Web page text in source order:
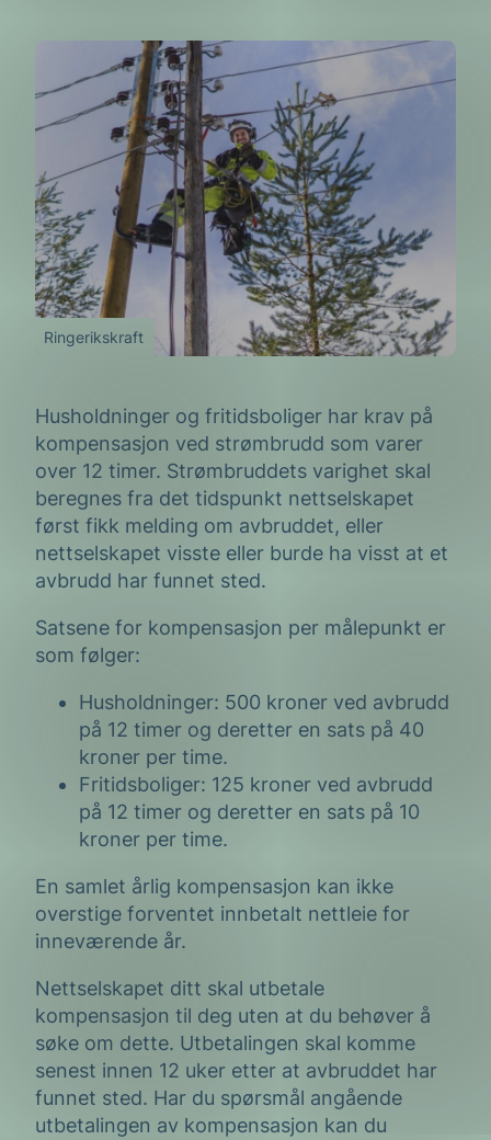
Ringerikskraft
Husholdninger og fritidsboliger har krav på
kompensasjon ved strømbrudd som varer
over 12 timer. Strømbruddets varighet skal
beregnes fra det tidspunkt nettselskapet
først fikk melding om avbruddet, eller
nettselskapet visste eller burde ha visst at et
avbrudd har funnet sted.
Satsene for kompensasjon per målepunkt er
som følger:
Husholdninger: 500 kroner ved avbrudd
på 12 timer og deretter en sats på 40
kroner per time.
Fritidsboliger: 125 kroner ved avbrudd
på 12 timer og deretter en sats på 10
kroner per time.
En samlet årlig kompensasjon kan ikke
overstige forventet innbetalt nettleie for
inneværende år.
Nettselskapet ditt skal utbetale
kompensasjon til deg uten at du behøver å
søke om dette. Utbetalingen skal komme
senest innen 12 uker etter at avbruddet har
funnet sted. Har du spørsmål angående
utbetalingen av kompensasjon kan du